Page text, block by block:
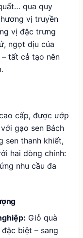
qua quy
vị truyền
vị đặc trưng
ngọt dịu của
tất cả tạo nên
cấp, được ướp
gạo sen Bách
sen thanh khiết,
hai dòng chính:
nhu cầu đa
Giỏ quà
biệt – sang